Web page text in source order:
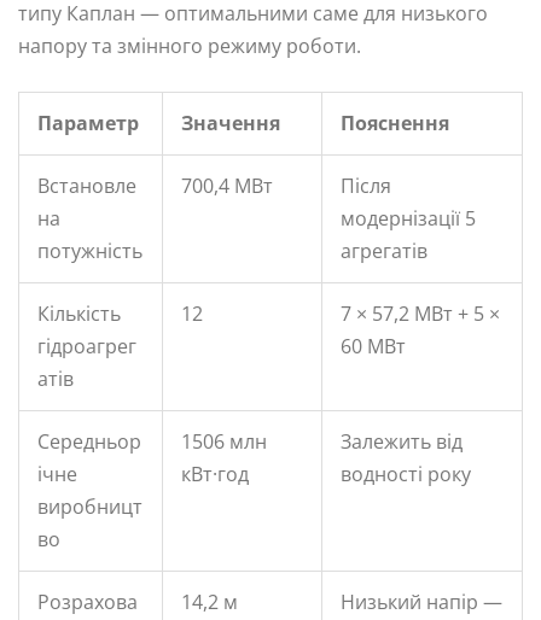
типу Каплан — оптимальними саме для низького
напору та змінного режиму роботи.
Параметр Значення Пояснення
Встановле
на
потужність
700,4 МВт
Після
модернізації 5
агрегатів
Кількість
гідроагрег
атів
12
7 × 57,2 МВт + 5 ×
60 МВт
Середньор
ічне
виробницт
во
1506 млн
кВт·год
Залежить від
водності року
Розрахова
14,2 м
Низький напір —